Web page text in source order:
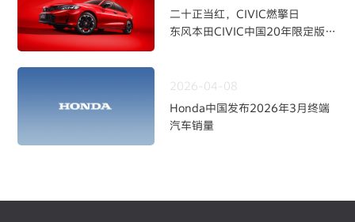
二十正当红，CIVIC燃擎日
东风本田CIVIC中国20年限定版焕
2026-04-08
Honda中国发布2026年3月终端
汽车销量